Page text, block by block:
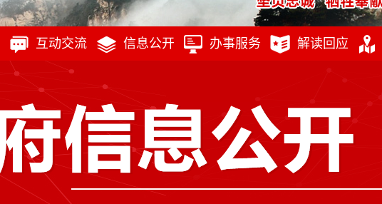
互动交流 信息公开 办事服务 解读回应